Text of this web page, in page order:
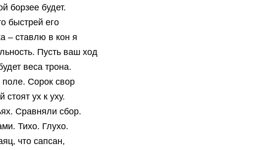
борзее будет.
быстрей его
– ставлю в кон я
Пусть ваш ход
веса трона.
Сорок свор
стоят ух к уху.
Сравняли сбор.
Тихо. Глухо.
что сапсан,